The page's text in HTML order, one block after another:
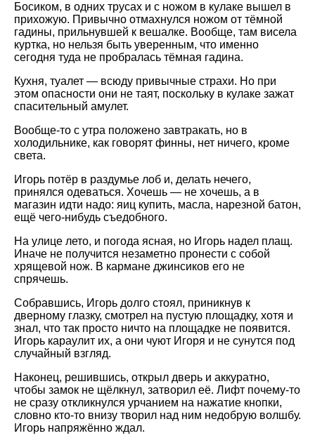
Босиком, в одних трусах и с ножом в кулаке вышел в
прихожую. Привычно отмахнулся ножом от тёмной
гадины, прильнувшей к вешалке. Вообще, там висела
куртка, но нельзя быть уверенным, что именно
сегодня туда не пробралась тёмная гадина.
Кухня, туалет — всюду привычные страхи. Но при
этом опасности они не таят, поскольку в кулаке зажат
спасительный амулет.
Вообще-то с утра положено завтракать, но в
холодильнике, как говорят финны, нет ничего, кроме
света.
Игорь потёр в раздумье лоб и, делать нечего,
принялся одеваться. Хочешь — не хочешь, а в
магазин идти надо: яиц купить, масла, нарезной батон,
ещё чего-нибудь съедобного.
На улице лето, и погода ясная, но Игорь надел плащ.
Иначе не получится незаметно пронести с собой
хрящевой нож. В кармане джинсиков его не
спрячешь.
Собравшись, Игорь долго стоял, приникнув к
дверному глазку, смотрел на пустую площадку, хотя и
знал, что так просто ничто на площадке не появится.
Игорь караулит их, а они чуют Игоря и не сунутся под
случайный взгляд.
Наконец, решившись, открыл дверь и аккуратно,
чтобы замок не щёлкнул, затворил её. Лифт почему-то
не сразу откликнулся урчанием на нажатие кнопки,
словно кто-то внизу творил над ним недобрую волшбу.
Игорь напряжённо ждал.